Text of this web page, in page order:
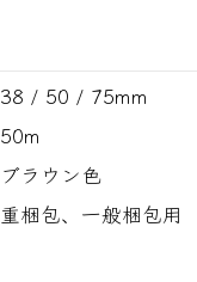
38 / 50 / 75mm
50m
ブラウン色
重梱包、一般梱包用